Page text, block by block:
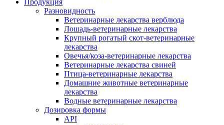
Продукция
Разновидность
Ветеринарные лекарства верблюда
Лошадь-ветеринарные лекарства
Крупный рогатый скот-ветеринарные
лекарства
Овечья/коза-ветеринарные лекарства
Ветеринарные лекарства свиней
Птица-ветеринарные лекарства
Домашние животные ветеринарные
лекарства
Водные ветеринарные лекарства
Дозировка формы
API